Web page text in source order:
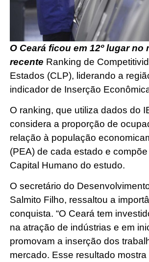
O Ceará ficou em 12º lugar no
recente Ranking de
Estados (CLP), liderando a
indicador de Inserção
O ranking, que utiliza dados do
considera a proporção de
relação à população
(PEA) de cada estado e
Capital Humano do estudo.
O secretário do
Salmito Filho, ressaltou a
conquista. “O Ceará tem
na atração de indústrias e em
promovam a inserção dos
mercado. Esse resultado